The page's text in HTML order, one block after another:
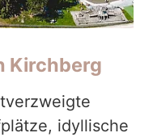
Kirchberg
idyllische